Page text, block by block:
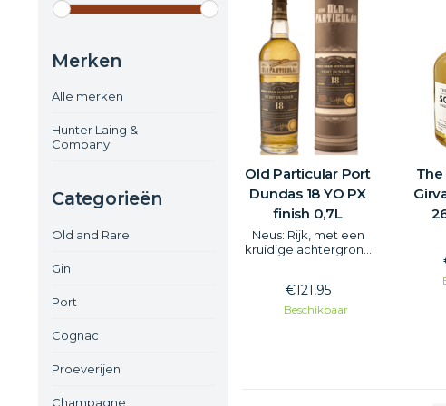
Merken
Alle merken
Hunter Laing &
Company
Categorieën
Old and Rare
Gin
Port
Cognac
Proeverijen
Champagne
Old Particular Port
Dundas 18 YO PX
finish 0,7L
Neus: Rijk, met een
kruidige achtergrond
en laatrijp donker fruit
Smaak: pikante stijl,
€121,95
Beschikbaar